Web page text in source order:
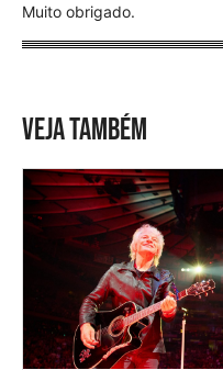
Muito obrigado.
VEJA TAMBÉM